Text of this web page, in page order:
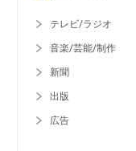
テレビ/ラジオ
音楽/芸能/制作
新聞
出版
広告